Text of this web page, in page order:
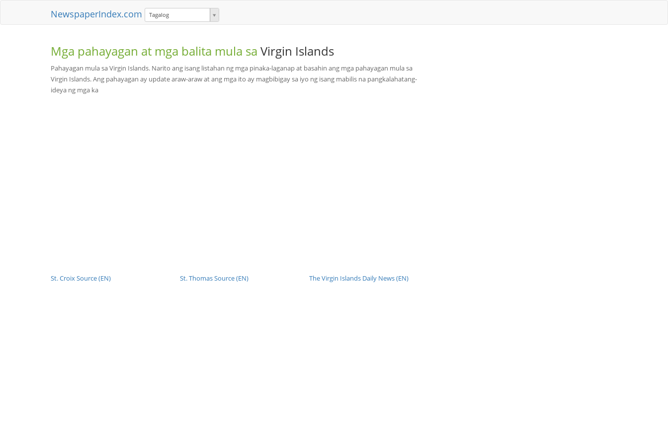
NewspaperIndex.com Tagalog
Mga pahayagan at mga balita mula sa Virgin Islands
Pahayagan mula sa Virgin Islands. Narito ang isang listahan ng mga pinaka-laganap at basahin ang mga pahayagan mula sa
Virgin Islands. Ang pahayagan ay update araw-araw at ang mga ito ay magbibigay sa iyo ng isang mabilis na pangkalahatang-
ideya ng mga ka
St. Croix Source (EN) St. Thomas Source (EN) The Virgin Islands Daily News (EN)